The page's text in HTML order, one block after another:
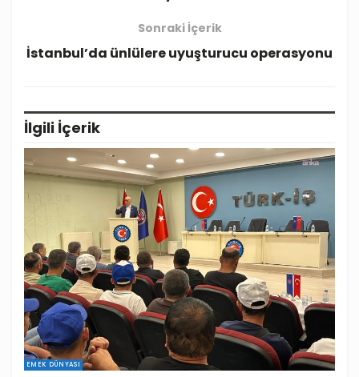
Sonraki İçerik
İstanbul’da ünlülere uyuşturucu operasyonu
İlgili İçerik
EMEK DÜNYASI